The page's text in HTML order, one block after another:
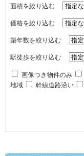
面積を絞り込む
価格を絞り込む
築年数を絞り込む
駅徒歩を絞り込む
画像つき物件のみ
地域
幹線道路沿い